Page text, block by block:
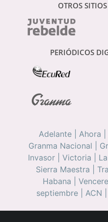
OTROS
PERIÓDICOS
Adelante Ahora
Granma Nacional
Invasor
Victoria
Sierra Maestra
Habana
septiembre| ACN